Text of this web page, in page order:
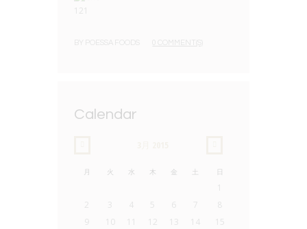
Calendar
月 火 水 木 金 土 日
2
3 4 5 6 7
9
10 12 13 14
15